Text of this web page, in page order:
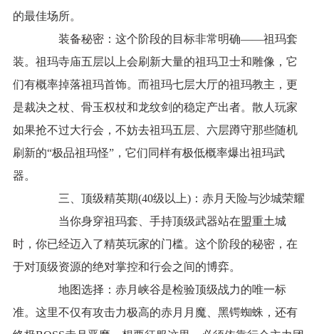
的最佳场所。
装备秘密：这个阶段的目标非常明确——祖玛套
装。祖玛寺庙五层以上会刷新大量的祖玛卫士和雕像，它
们有概率掉落祖玛首饰。而祖玛七层大厅的祖玛教主，更
是裁决之杖、骨玉权杖和龙纹剑的稳定产出者。散人玩家
如果抢不过大行会，不妨去祖玛五层、六层蹲守那些随机
刷新的“极品祖玛怪”，它们同样有极低概率爆出祖玛武
器。
三、顶级精英期(40级以上)：赤月天险与沙城荣耀
当你身穿祖玛套、手持顶级武器站在盟重土城
时，你已经迈入了精英玩家的门槛。这个阶段的秘密，在
于对顶级资源的绝对掌控和行会之间的博弈。
地图选择：赤月峡谷是检验顶级战力的唯一标
准。这里不仅有攻击力极高的赤月月魔、黑锷蜘蛛，还有